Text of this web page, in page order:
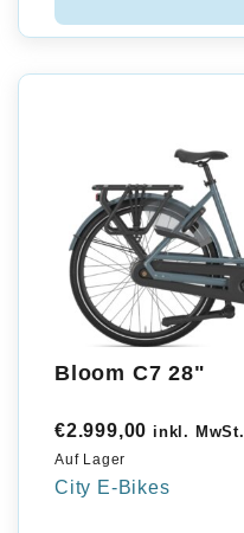
Bloom C7 28"
€2.999,00 inkl. MwSt.
Auf Lager
City E-Bikes